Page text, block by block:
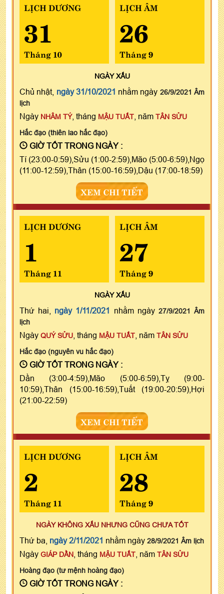
LỊCH DƯƠNG
31
Tháng 10
LỊCH ÂM
26
Tháng 9
NGÀYXẤU
Chủ nhật, ngày 31/10/2021 nhằm ngày 26/9/2021 Âm
lịch
Ngày NHÂM TÝ, tháng MẬU TUẤT , năm TÂN SỬU
Hắc đạo (thiên lao hắc đạo)
GIỜ TỐT TRONG NGÀY :
Tí (23:00-0:59),Sửu (1:00-2:59),Mão (5:00-6:59),Ngọ
(11:00-12:59),Thân (15:00-16:59),Dậu (17:00-18:59)
XEM CHI TIẾT
LỊCH DƯƠNG
1
Tháng 11
LỊCH ÂM
27
Tháng 9
NGÀYXẤU
Thứ hai, ngày 1/11/2021 nhằm ngày 27/9/2021 Âm
lịch
Ngày QUÝ SỬU , tháng MẬU TUẤT , năm TÂN SỬU
Hắc đạo (nguyên vu hắc đạo)
GIỜ TỐT TRONG NGÀY :
Dần (3:00-4:59),Mão (5:00-6:59),Tỵ (9:00-
10:59),Thân (15:00-16:59),Tuất (19:00-20:59),Hợi
(21:00-22:59)
XEM CHI TIẾT
LỊCH DƯƠNG
2
Tháng 11
LỊCH ÂM
28
Tháng 9
NGÀY KHÔNG XẤU NHƯNG CŨNG CHƯA TỐT
Thứ ba, ngày 2/11/2021 nhằm ngày 28/9/2021 Âm lịch
Ngày GIÁP DẦN , tháng MẬU TUẤT , năm TÂN SỬU
Hoàng đạo (tư mệnh hoàng đạo)
GIỜ TỐT TRONG NGÀY :